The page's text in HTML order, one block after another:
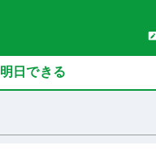
明日できる